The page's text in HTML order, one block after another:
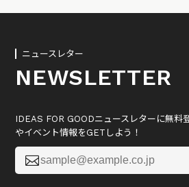
ニュースレター
NEWSLETTER
IDEAS FOR GOODニュースレターに無料
やイベント情報をGETしよう！
